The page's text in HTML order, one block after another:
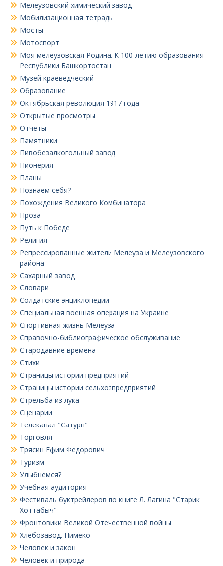
Мелеузовский химический завод
Мобилизационная тетрадь
Мосты
Мотоспорт
Моя мелеузовская Родина. К 100-летию образования
Республики Башкортостан
Музей краеведческий
Образование
Октябрьская революция 1917 года
Открытые просмотры
Отчеты
Памятники
Пивобезалкогольный завод
Пионерия
Планы
Познаем себя?
Похождения Великого Комбинатора
Проза
Путь к Победе
Религия
Репрессированные жители Мелеуза и Мелеузовского
района
Сахарный завод
Словари
Солдатские энциклопедии
Специальная военная операция на Украине
Спортивная жизнь Мелеуза
Справочно-библиографическое обслуживание
Стародавние времена
Стихи
Страницы истории предприятий
Страницы истории сельхозпредприятий
Стрельба из лука
Сценарии
Телеканал "Сатурн"
Торговля
Трясин Ефим Федорович
Туризм
Улыбнемся?
Учебная аудитория
Фестиваль буктрейлеров по книге Л. Лагина "Старик
Хоттабыч"
Фронтовики Великой Отечественной войны
Хлебозавод. Пимеко
Человек и закон
Человек и природа